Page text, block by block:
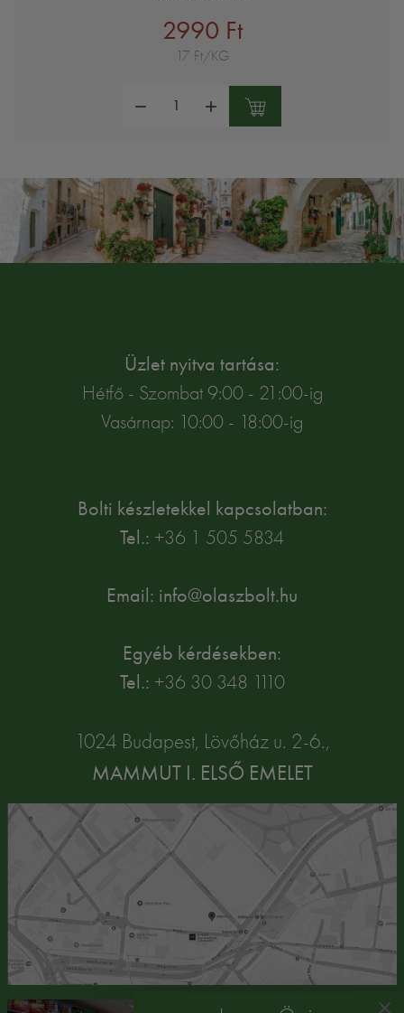
2990 Ft
17 Ft/KG
Üzlet nyitva tartása:
Hétfő - Szombat 9:00 - 21:00-ig
Vasárnap: 10:00 - 18:00-ig
Bolti készletekkel kapcsolatban:
Tel.: +36 1 505 5834
Email: info@olaszbolt.hu
Egyéb kérdésekben:
Tel.: +36 30 348 1110
1024 Budapest, Lövőház u. 2-6.,
MAMMUT I. ELSŐ EMELET